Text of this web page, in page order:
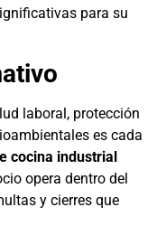
para su
laboral, protección
es cada
cocina industrial
opera dentro del
y cierres que